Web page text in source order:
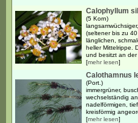
Calophyllum
(5 Korn)
(seltener bis zu
länglichen,
heller Mittelrippe.
und besitzt an der
[mehr lesen]
Calothamnus
(Port.)
immergrüner,
wechselständig
nadelförmigen,
kreisförmig
[mehr lesen]